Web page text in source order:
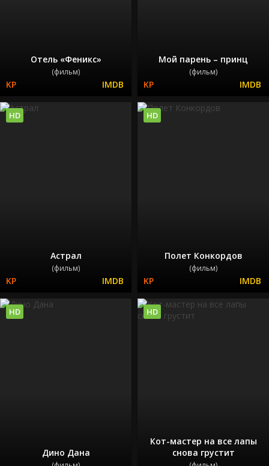
Отель «Феникс»
(фильм)
Мой парень – принц
(фильм)
Астрал
(фильм)
HD
Полет Конкордов
(фильм)
HD
Дино Дана
HD
Кот-мастер на все лапы
снова грустит
HD